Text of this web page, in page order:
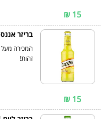
15 ₪
בריזר אננס 275 מ״ל
זהות!
15 ₪